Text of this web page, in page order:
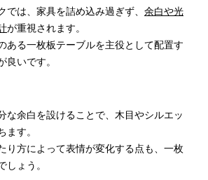
では、家具を詰め込み過ぎず、 余白や光
が重視されます。
ある一枚板テーブルを主役として配置す
良いです。
な余白を設けることで、木目やシルエッ
ます。
り方によって表情が変化する点も、一枚
しょう。